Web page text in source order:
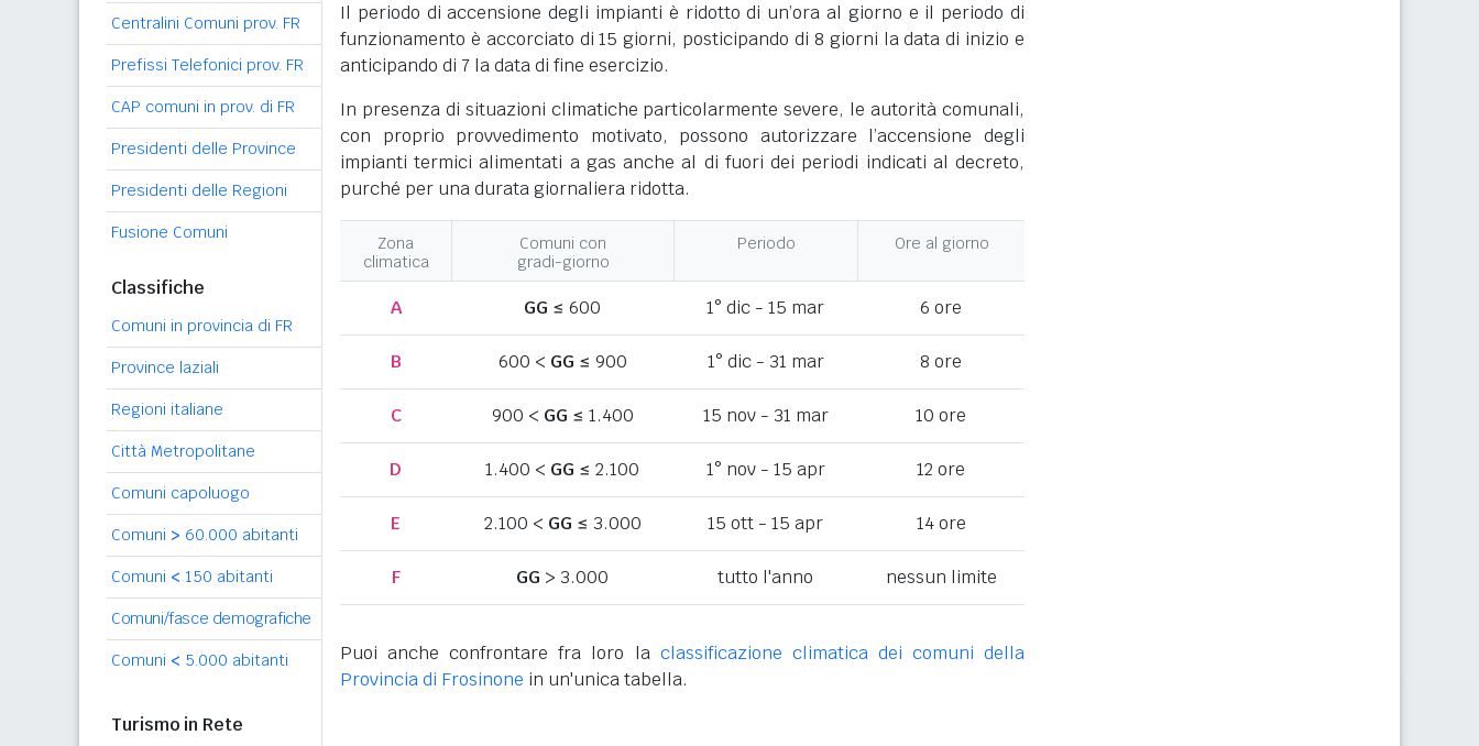
Centralini Comuni prov. FR
Prefissi Telefonici prov. FR
CAP comuni in prov. di FR
Presidenti delle Province
Presidenti delle Regioni
Fusione Comuni
Classifiche
Comuni in provincia di FR
Province laziali
Regioni italiane
Città Metropolitane
Comuni capoluogo
Comuni > 60.000 abitanti
Comuni < 150 abitanti
Comuni/fasce demografiche
Comuni < 5.000 abitanti
Turismo in Rete
Il periodo di accensione degli impianti è ridotto di un’ora al giorno e il periodo di
funzionamento è accorciato di 15 giorni, posticipando di 8 giorni la data di inizio e
anticipando di 7 la data di fine esercizio.
In presenza di situazioni climatiche particolarmente severe, le autorità comunali,
con proprio provvedimento motivato, possono autorizzare l’accensione degli
impianti termici alimentati a gas anche al di fuori dei periodi indicati al decreto,
purché per una durata giornaliera ridotta.
Zona
climatica
Comuni con
gradi-giorno
Periodo Ore al giorno
A GG ≤ 600 1° dic - 15 mar 6 ore
B 600 < GG ≤ 900 1° dic - 31 mar 8 ore
C 900 < GG ≤ 1.400 15 nov - 31 mar 10 ore
D 1.400 < GG ≤ 2.100 1° nov - 15 apr 12 ore
E 2.100 < GG ≤ 3.000 15 ott - 15 apr 14 ore
F GG > 3.000 tutto l'anno nessun limite
Puoi anche confrontare fra loro la classificazione climatica dei comuni della
Provincia di Frosinone in un'unica tabella.